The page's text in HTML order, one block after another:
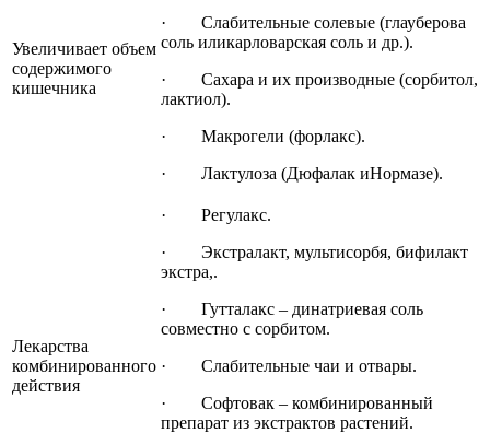
Увеличивает объем
содержимого
кишечника
· Слабительные солевые (глауберова
соль иликарловарская соль и др.).
· Сахара и их производные (сорбитол,
лактиол).
· Макрогели (форлакс).
· Лактулоза (Дюфалак иНормазе).
Лекарства
комбинированного
действия
· Регулакс.
· Экстралакт, мультисорбя, бифилакт
экстра,.
· Гутталакс – динатриевая соль
совместно с сорбитом.
· Слабительные чаи и отвары.
· Софтовак – комбинированный
препарат из экстрактов растений.